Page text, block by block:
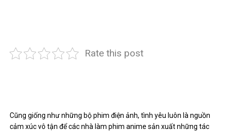
Rate this post
Cũng giống như những bộ phim điện ảnh, tình yêu luôn là nguồn
cảm xúc vô tận để các nhà làm phim anime sản xuất những tác